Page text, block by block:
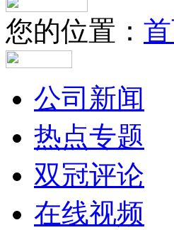
您的位置：
公司新闻
热点专题
双冠评论
在线视频